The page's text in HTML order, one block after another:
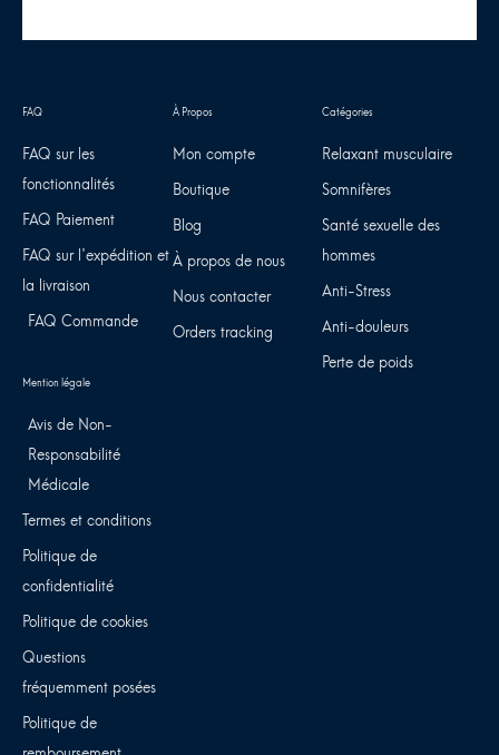
FAQ sur les
fonctionnalités
FAQ Paiement
FAQ sur l'expédition et
la livraison
FAQ Commande
Mon compte
Boutique
Blog
À propos de nous
Nous contacter
Orders tracking
Relaxant musculaire
Somnifères
Santé sexuelle des
hommes
Anti-Stress
Anti-douleurs
Perte de poids
Avis de Non-
Responsabilité
Médicale
Termes et conditions
Politique de
confidentialité
Politique de cookies
Questions
fréquemment posées
Politique de